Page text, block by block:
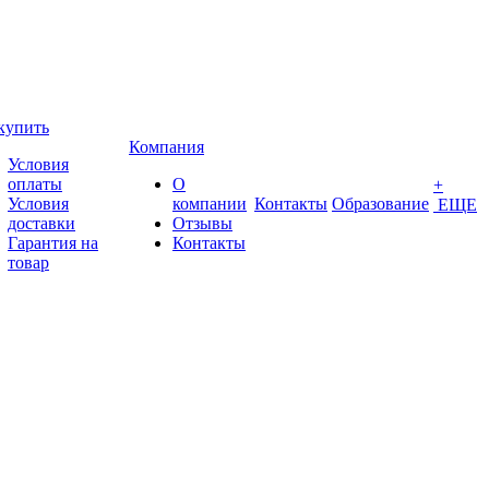
Условия
оплаты
Условия
доставки
Гарантия на
товар
Компания
О
компании
Отзывы
Контакты
Контакты Образование
+
ЕЩЕ